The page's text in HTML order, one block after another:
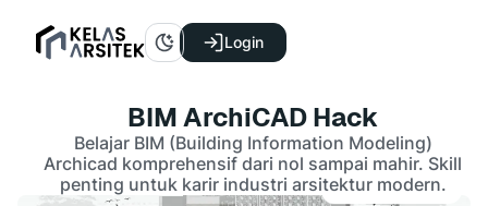
Login
BIM ArchiCAD Hack
Belajar BIM (Building Information Modeling)
Archicad komprehensif dari nol sampai mahir. Skill
penting untuk karir industri arsitektur modern.
5.00(66 Penilaian)